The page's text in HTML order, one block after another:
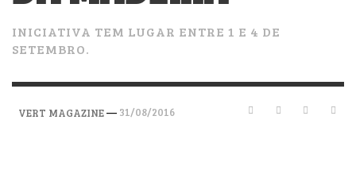
INICIATIVA TEM LUGAR ENTRE 1 E 4 DE
SETEMBRO.
VERT MAGAZINE— 31/08/2016